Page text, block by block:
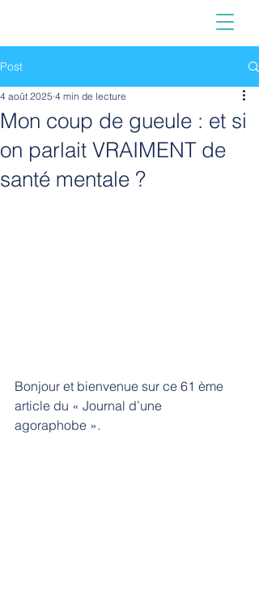
Post
Mon coup de gueule : et si
on parlait VRAIMENT de
santé mentale ?
4 août 2025 4 min de lecture
Bonjour et bienvenue sur ce 61 ème
article du « Journal d’une
agoraphobe ».